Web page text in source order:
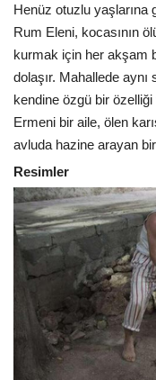
Henüz otuzlu yaşlarına
Rum Eleni, kocasının
kurmak için her akşam
dolaşır. Mahallede
kendine özgü bir
Ermeni bir aile, ölen
avluda hazine arayan
Resimler